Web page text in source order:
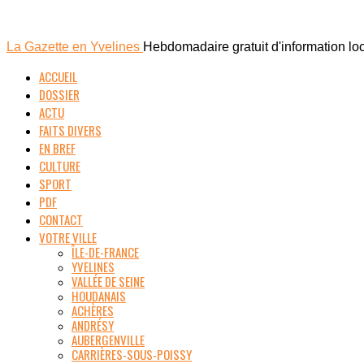
La Gazette en Yvelines Hebdomadaire gratuit d'information
ACCUEIL
DOSSIER
ACTU
FAITS DIVERS
EN BREF
CULTURE
SPORT
PDF
CONTACT
VOTRE VILLE
ÎLE-DE-FRANCE
YVELINES
VALLÉE DE SEINE
HOUDANAIS
ACHÈRES
ANDRÉSY
AUBERGENVILLE
CARRIÈRES-SOUS-POISSY